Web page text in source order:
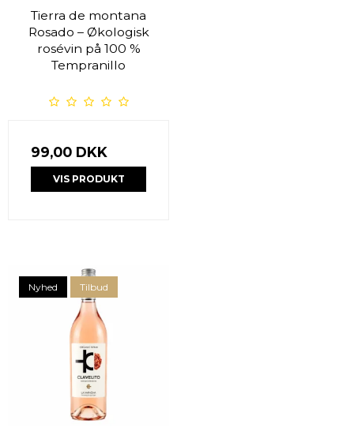
Tierra de montana
Rosado – Økologisk
rosévin på 100 %
Tempranillo
99,00 DKK
VIS PRODUKT
Nyhed Tilbud